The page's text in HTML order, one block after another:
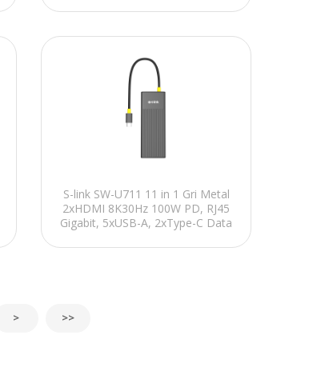
S-link SW-U711 11 in 1 Gri Metal
2xHDMI 8K30Hz 100W PD, RJ45
Gigabit, 5xUSB-A, 2xType-C Data
> >>